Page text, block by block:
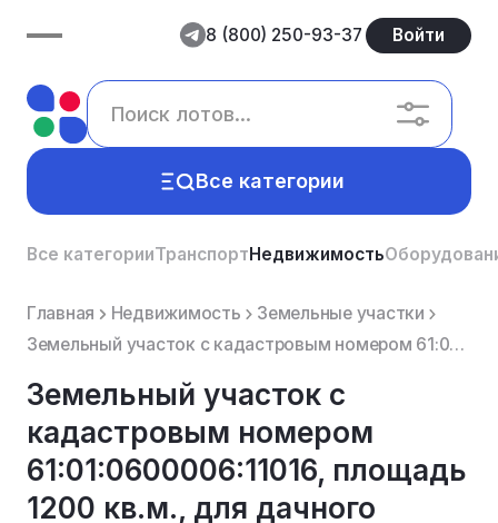
8 (800) 250-93-37 Войти
Все категории
Все категорииТранспортНедвижимость
Главная Недвижимость
Земельные участки
Земельный участок с кадастровым номером 61:01:0600006:11016, площадь 1200 кв.м., для дачного хозяйст...
Земельный участок с
кадастровым номером
61:01:0600006:11016, площадь
1200 кв.м., для дачного